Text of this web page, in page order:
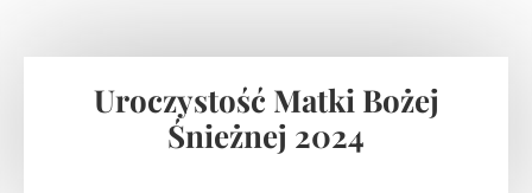
Uroczystość Matki Bożej
Śnieżnej 2024